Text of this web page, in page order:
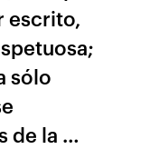
escrito,
sólo
de la …